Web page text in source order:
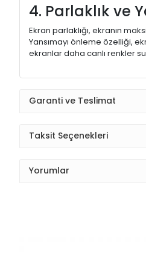
4. Parlaklık ve
Ekran parlaklığı, ekranın
Yansımayı önleme özelliği,
ekranlar daha canlı renkler
Garanti ve Teslimat
Taksit Seçenekleri
Yorumlar